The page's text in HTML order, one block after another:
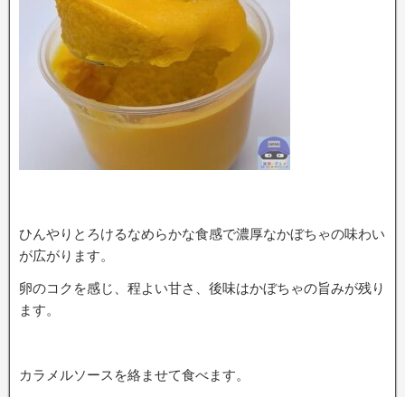
ひんやりとろけるなめらかな食感で濃厚なかぼちゃの味わい
が広がります。
卵のコクを感じ、程よい甘さ、後味はかぼちゃの旨みが残り
ます。
カラメルソースを絡ませて食べます。